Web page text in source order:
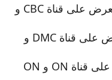
يعرض على قناة CBC و
يعرض على قناة DMC و
يعرض على قناة ON و ON